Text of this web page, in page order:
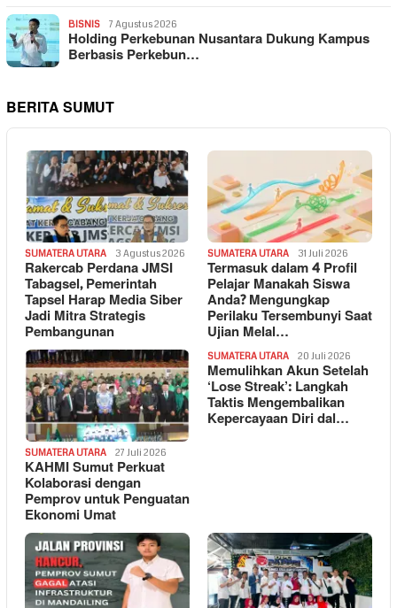
BISNIS 7 Agustus 2026
Holding Perkebunan Nusantara Dukung Kampus
Berbasis Perkebun…
BERITA SUMUT
SUMATERA UTARA 3 Agustus 2026
Rakercab Perdana JMSI
Tabagsel, Pemerintah
Tapsel Harap Media Siber
Jadi Mitra Strategis
Pembangunan
SUMATERA UTARA 31 Juli 2026
Termasuk dalam 4 Profil
Pelajar Manakah Siswa
Anda? Mengungkap
Perilaku Tersembunyi Saat
Ujian Melal…
SUMATERA UTARA 27 Juli 2026
KAHMI Sumut Perkuat
Kolaborasi dengan
Pemprov untuk Penguatan
Ekonomi Umat
SUMATERA UTARA 20 Juli 2026
Memulihkan Akun Setelah
‘Lose Streak’: Langkah
Taktis Mengembalikan
Kepercayaan Diri dal…